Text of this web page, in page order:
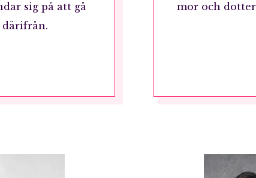
sig på att gå
därifrån.
mor och